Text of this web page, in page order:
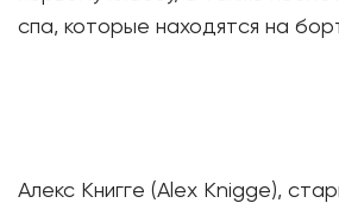
спа, которые находятся на
Алекс Книгге (Alex Knigge),